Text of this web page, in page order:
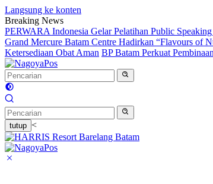
Langsung ke konten
Breaking News
PERWARA Indonesia Gelar Pelatihan Public
Grand Mercure Batam Centre Hadirkan “Flavours of
Ketersediaan Obat Aman BP Batam Perkuat
tutup <